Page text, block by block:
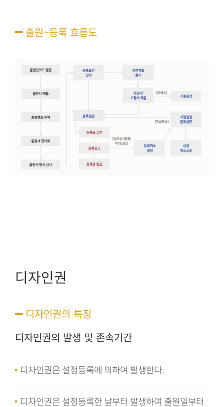
출원~등록 흐름도
디자인권
디자인권의 특징
디자인권의 발생 및 존속기간
디자인권은 설정등록에 의하여 발생한다.
디자인권은 설정등록한 날부터 발생하여 출원일부터